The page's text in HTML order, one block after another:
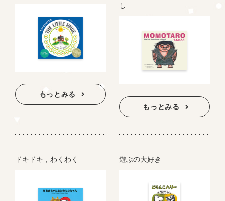
もっとみる
し
もっとみる
ドキドキ，わくわく 遊ぶの大好き